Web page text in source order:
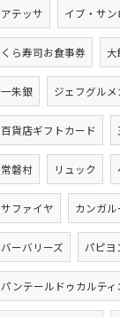
アテッサ イブ・サ
くら寿司お食事券 大
一朱銀 ジェフグルメ
百貨店ギフトカード
常磐村 リュック
サファイヤ カンガ
バーバリーズ パピヨ
パンテールドゥカルティ